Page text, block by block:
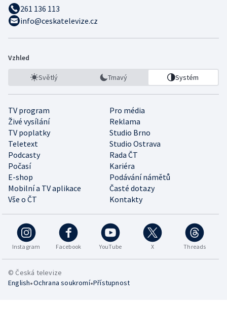
261 136 113
info@ceskatelevize.cz
Vzhled
Světlý Tmavý Systém
TV program
Pro média
Živé vysílání
Reklama
TV poplatky
Studio Brno
Teletext
Studio Ostrava
Podcasty
Rada ČT
Počasí
Kariéra
E-shop
Podávání námětů
Mobilní a TV aplikace
Časté dotazy
Vše o ČT
Kontakty
Instagram Facebook YouTube X Threads
© Česká televize
English•Ochrana soukromí•Přístupnost